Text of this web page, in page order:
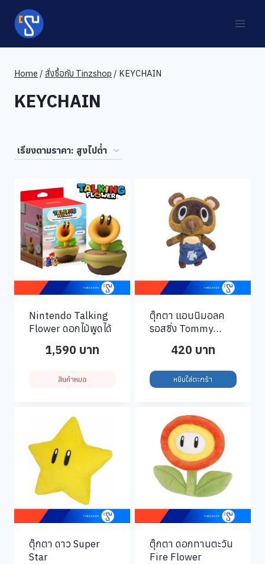
content
Home / สั่งซื้อกับ Tinzshop / KEYCHAIN
KEYCHAIN
Nintendo Talking
Flower ดอกไม้พูดได้
1,590 บาท
สินค้าหมด
ตุ๊กตา แอนนิมอลค
รอสซิ่ง Tommy
420 บาท
หยิบใส่ตะกร้า
ตุ๊กตา ดาว Super
Star
ตุ๊กตา ดอกทานตะวัน
Fire Flower